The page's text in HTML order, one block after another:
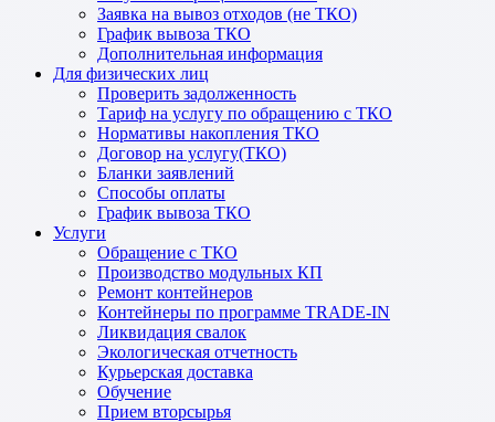
Заявка на вывоз отходов (не ТКО)
График вывоза ТКО
Дополнительная информация
Для физических лиц
Проверить задолженность
Тариф на услугу по обращению с ТКО
Нормативы накопления ТКО
Договор на услугу(ТКО)
Бланки заявлений
Способы оплаты
График вывоза ТКО
Услуги
Обращение с ТКО
Производство модульных КП
Ремонт контейнеров
Контейнеры по программе TRADE-IN
Ликвидация свалок
Экологическая отчетность
Курьерская доставка
Обучение
Прием вторсырья